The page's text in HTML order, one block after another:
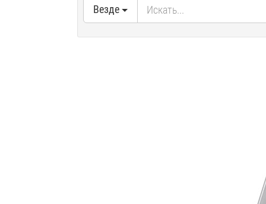
Везде